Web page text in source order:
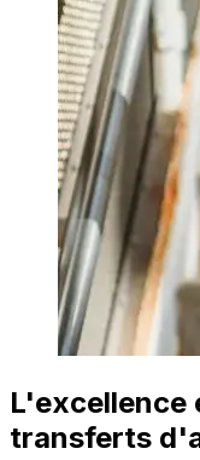
L'excellence
transferts